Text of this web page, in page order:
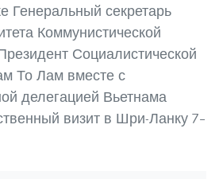
Генеральный секретарь
Коммунистической
Социалистической
То Лам вместе с
делегацией Вьетнама
визит в Шри-Ланку 7–